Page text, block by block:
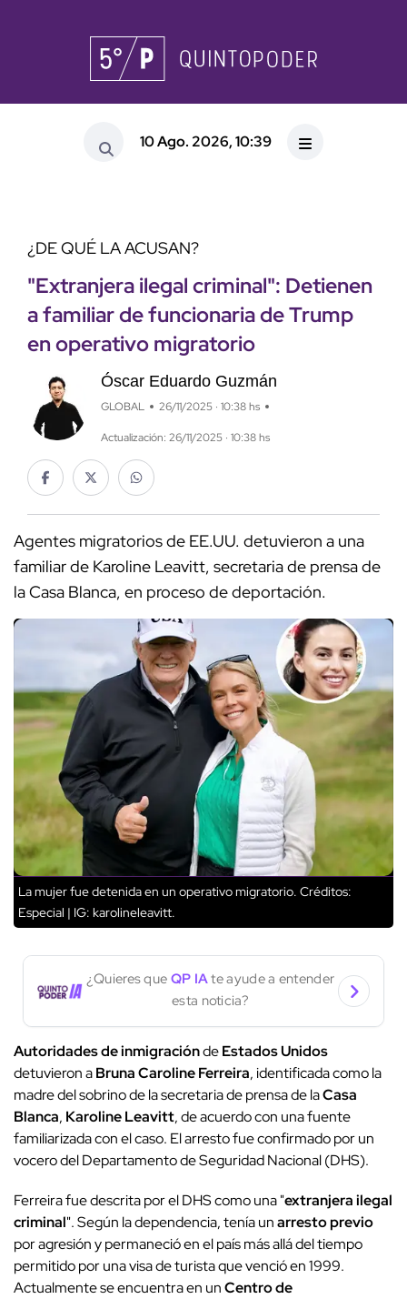
10 Ago. 2026, 10:39
¿DE QUÉ LA ACUSAN?
"Extranjera ilegal criminal": Detienen
a familiar de funcionaria de Trump
en operativo migratorio
Óscar Eduardo Guzmán
GLOBAL 26/11/2025 · 10:38 hs
Actualización: 26/11/2025 · 10:38 hs
Agentes migratorios de EE.UU. detuvieron a una
familiar de Karoline Leavitt, secretaria de prensa de
la Casa Blanca, en proceso de deportación.
La mujer fue detenida en un operativo migratorio. Créditos:
Especial | IG: karolineleavitt.
¿Quieres que QP IAte ayude a entender
esta noticia?
Autoridades de inmigracióndeEstados Unidos
detuvieron aBruna Caroline Ferreira, identificada como la
madre del sobrino de la secretaria de prensa de laCasa
Blanca, Karoline Leavitt, de acuerdo con una fuente
familiarizada con el caso. El arresto fue confirmado por un
vocero del Departamento de Seguridad Nacional (DHS).
Ferreira fue descrita por el DHS como una "extranjera ilegal
criminal". Según la dependencia, tenía unarresto previo
por agresión y permaneció en el país más allá del tiempo
permitido por una visa de turista que venció en 1999.
Actualmente se encuentra en unCentro de